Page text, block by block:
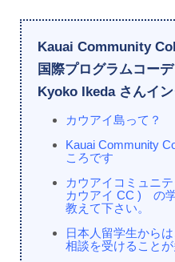
Kauai Community
国際プログラムコー
Kyoko Ikeda さんイ
カウアイ島って？
Kauai Community
ころです
カウアイコミュニ
カウアイ CC ) の
教えて下さい。
日本人留学生からは
相談を受けること